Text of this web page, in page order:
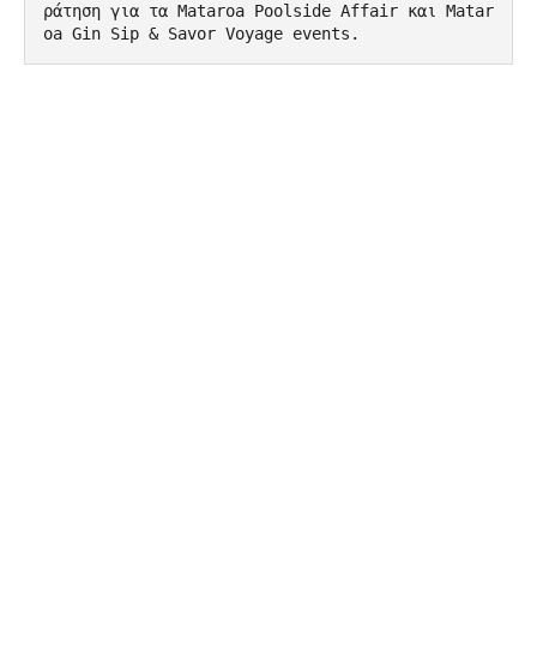
ράτηση για τα Mataroa Poolside Affair και Matar
oa Gin Sip & Savor Voyage events.